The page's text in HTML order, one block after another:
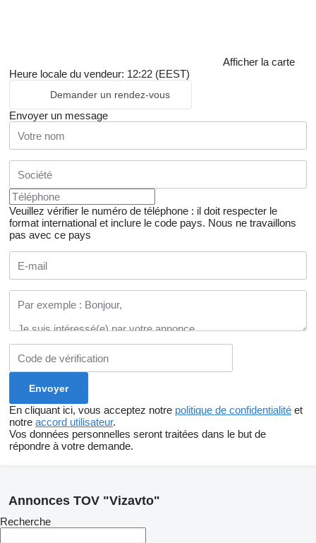
Afficher la carte
Heure locale du vendeur: 12:22 (EEST)
Demander un rendez-vous
Envoyer un message
Veuillez vérifier le numéro de téléphone : il doit respecter le
format international et inclure le code pays. Nous ne travaillons
pas avec ce pays
En cliquant ici, vous acceptez notre politique de confidentialité et
notre accord utilisateur.
Vos données personnelles seront traitées dans le but de
répondre à votre demande.
Annonces TOV "Vizavto"
Recherche